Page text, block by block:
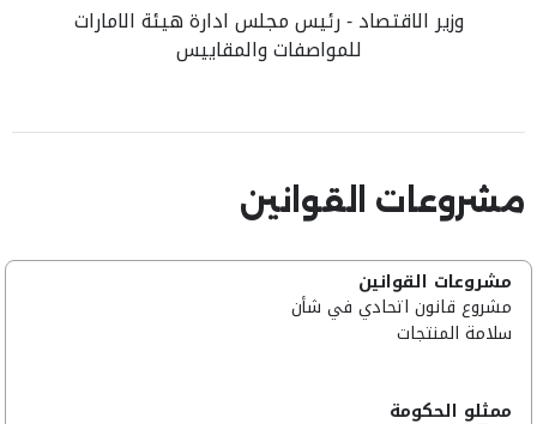
وزير الاقتصاد - رئيس مجلس ادارة هيئة الامارات
للمواصفات والمقاييس
مشروعات القوانين
مشروعات القوانين
مشروع قانون اتحادي في شأن
سلامة المنتجات
ممثلو الحكومة